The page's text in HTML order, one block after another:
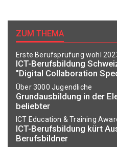
ZUM THEMA
Erste Berufsprüfung wohl
ICT-Berufsbildung
"Digital Collaboration
Über 3000 Jugendliche
Grundausbildung in der
beliebter
ICT Education & Training
ICT-Berufsbildung kürt
Berufsbildner